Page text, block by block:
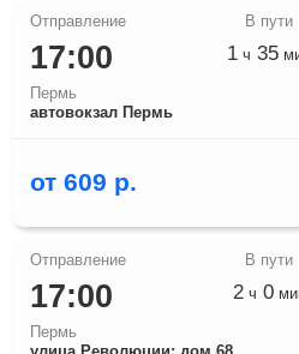
17:00
Пермь
автовокзал Пермь
1 ч 35
от 609 р.
17:00
Пермь
2ч 0